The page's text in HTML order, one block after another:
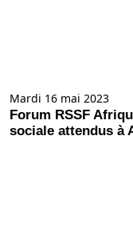
Mardi 16 mai 2023
Forum RSSF
sociale attendus à